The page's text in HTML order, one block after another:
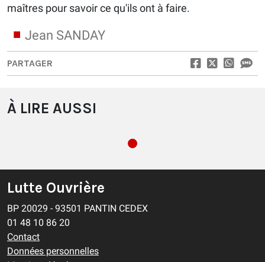
maîtres pour savoir ce qu'ils ont à faire.
Jean SANDAY
PARTAGER
À LIRE AUSSI
Lutte Ouvrière
BP 20029 - 93501 PANTIN CEDEX
01 48 10 86 20
Contact
Données personnelles